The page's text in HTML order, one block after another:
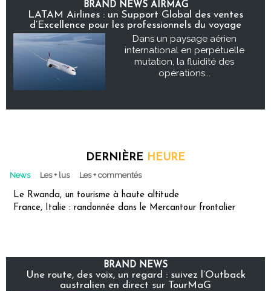
BRAND NEWS AIRMAG
LATAM Airlines : un Support Global des ventes
d’Excellence pour les professionnels du voyage
Dans un paysage aérien
international en perpétuelle
mutation, la fluidité des
opérations...
DERNIÈRE HEURE
News Les + lus Les + commentés
Le Rwanda, un tourisme à haute altitude
France, Italie : randonnée dans le Mercantour frontalier
BRAND NEWS
Une route, des voix, un regard : suivez l’Outback
australien en direct sur TourMaG